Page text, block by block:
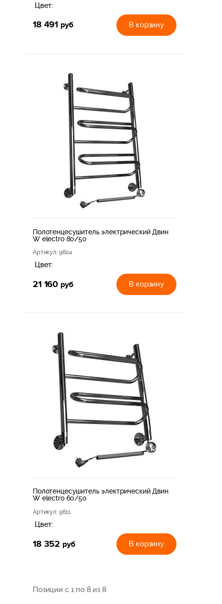
Цвет:
18 491 руб В корзину
Полотенцесушитель электрический Двин
W electro 80/50
Артикул: 9604
Цвет:
21 160 руб В корзину
Полотенцесушитель электрический Двин
W electro 60/50
Артикул: 9611
Цвет:
18 352 руб В корзину
Позиции с 1 по 8 из 8